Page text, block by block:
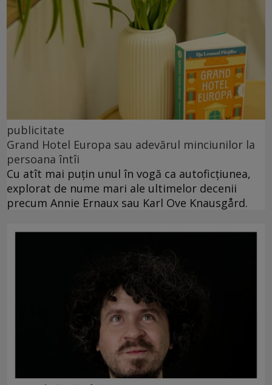
publicitate
Grand Hotel Europa sau adevărul minciunilor la
persoana întîi
Cu atît mai puțin unul în vogă ca autoficțiunea,
explorat de nume mari ale ultimelor decenii
precum Annie Ernaux sau Karl Ove Knausgård.